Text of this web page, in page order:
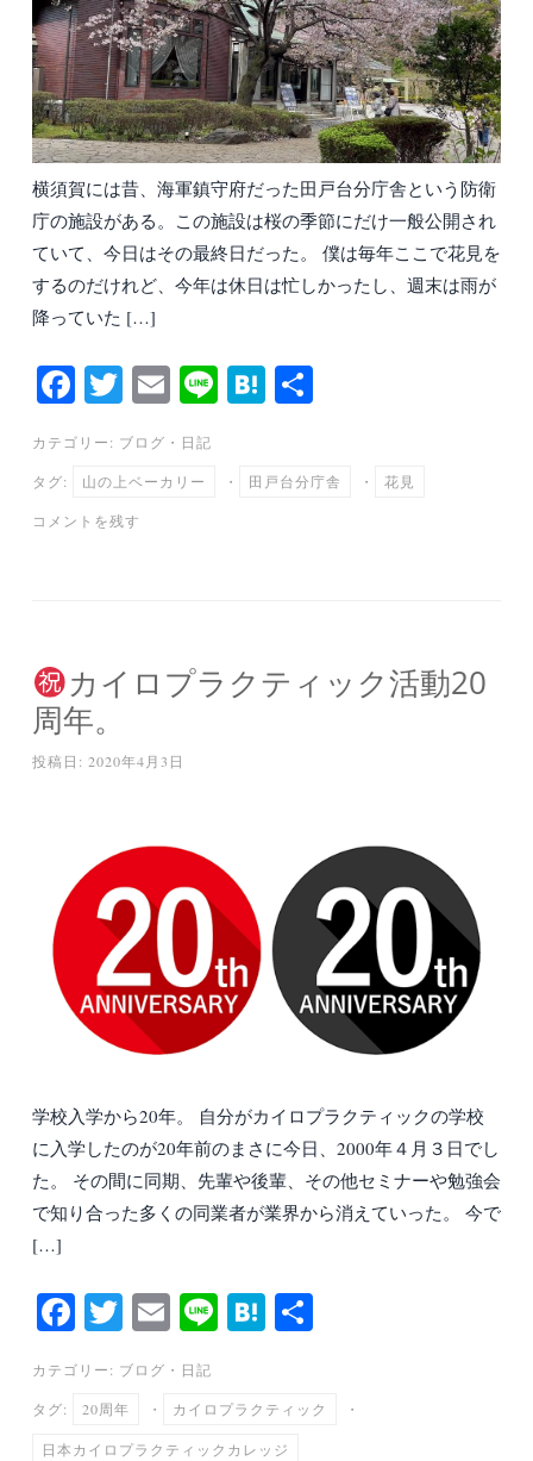
横須賀には昔、海軍鎮守府だった田戸台分庁舎という防衛
庁の施設がある。この施設は桜の季節にだけ一般公開され
ていて、今日はその最終日だった。 僕は毎年ここで花見を
するのだけれど、今年は休日は忙しかったし、週末は雨が
降っていた […]
Fa
ce
bo
ok
T
wi
tte
r
E
m
ail
Li H
a
カテゴリー: ブログ ・ 日記
タグ: 山の上ベーカリー ・ 田戸台分庁舎 ・ 花見
コメントを残す
カイロプラクティック活動20
周年。
投稿日: 2020年4月3日
学校入学から20年。 自分がカイロプラクティックの学校
に入学したのが20年前のまさに今日、2000年４月３日でし
た。 その間に同期、先輩や後輩、その他セミナーや勉強会
で知り合った多くの同業者が業界から消えていった。 今で
[…]
Fa
ce
bo
ok
T
wi
tte
r
E
m
ail
Li H
a
カテゴリー: ブログ ・ 日記
タグ: 20周年 ・ カイロプラクティック ・
日本カイロプラクティックカレッジ